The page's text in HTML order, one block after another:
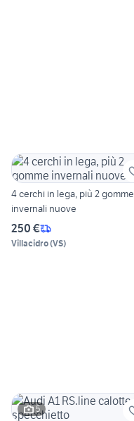
4 cerchi in lega, più 2 gomme
invernali nuove
250 €
Villacidro(VS)
5